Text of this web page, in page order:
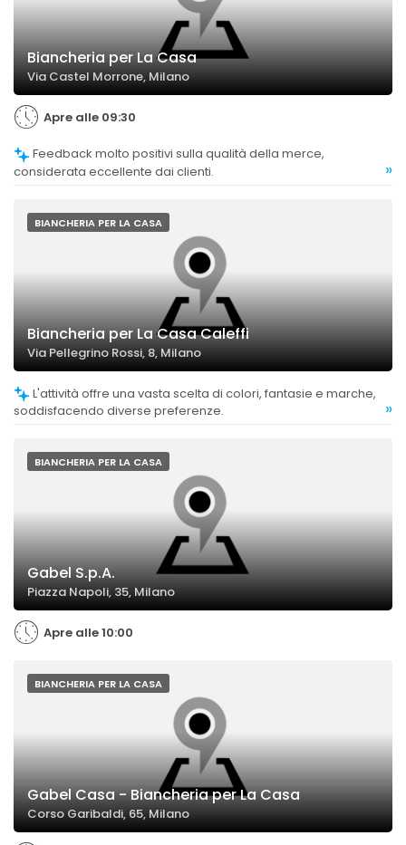
Biancheria per La Casa
Via Castel Morrone, Milano
Apre alle 09:30
considerata eccellente dai clienti.
»
BIANCHERIA PER LA CASA
Biancheria per La Casa Caleffi
Via Pellegrino Rossi, 8, Milano
soddisfacendo diverse preferenze.
»
BIANCHERIA PER LA CASA
Gabel S.p.A.
Piazza Napoli, 35, Milano
Apre alle 10:00
BIANCHERIA PER LA CASA
Gabel Casa - Biancheria per La Casa
Corso Garibaldi, 65, Milano